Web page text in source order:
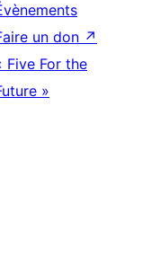
un don ↗
Five For the
»